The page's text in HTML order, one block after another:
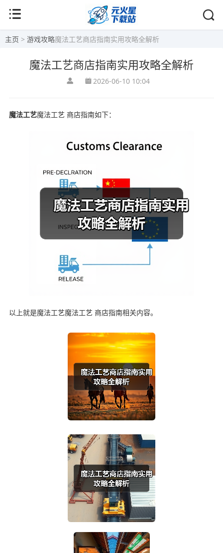
主页 > 游戏攻略魔法工艺商店指南实用攻略全解析
魔法工艺商店指南实用攻略全解析
2026-06-10 10:04
魔法工艺魔法工艺 商店指南如下：
以上就是魔法工艺魔法工艺 商店指南相关内容。